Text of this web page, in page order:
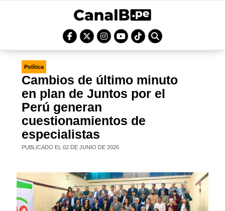
Política
Cambios de último minuto
en plan de Juntos por el
Perú generan
cuestionamientos de
especialistas
PUBLICADO EL 02 DE JUNIO DE 2026